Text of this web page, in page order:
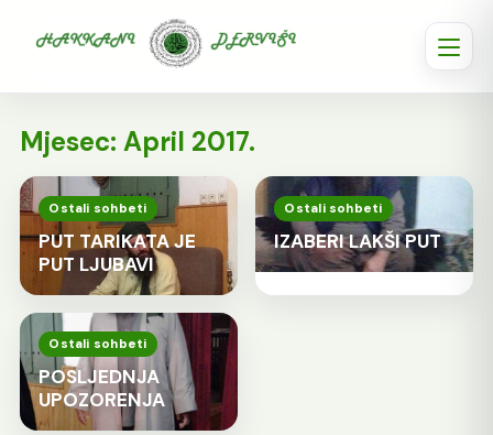
Mjesec: April 2017.
Ostali sohbeti
PUT TARIKATA JE
PUT LJUBAVI
Ostali sohbeti
IZABERI LAKŠI PUT
Ostali sohbeti
POSLJEDNJA
UPOZORENJA